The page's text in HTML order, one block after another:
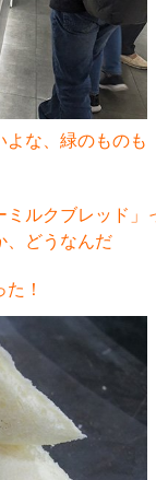
よな、緑のものも
ルクブレッド」
、どうなんだ
！